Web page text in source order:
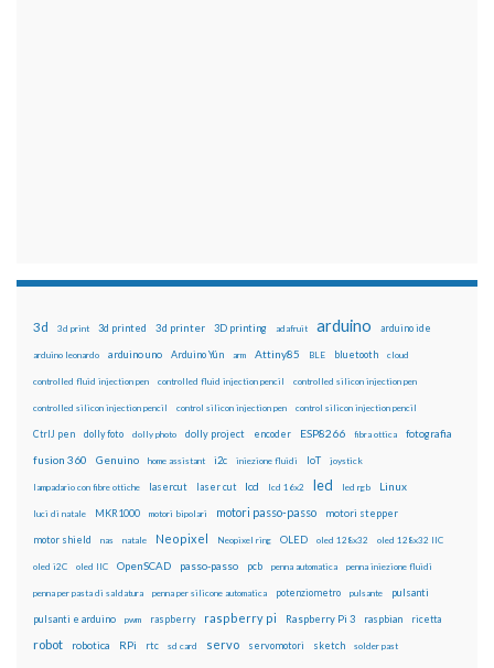
3d 3d print 3d printed 3d printer 3D printing adafruit arduino arduino ide
arduino leonardo arduino uno Arduino Yún arm Attiny85 BLE bluetooth cloud
controlled fluid injection pen controlled fluid injection pencil controlled silicon injection pen
controlled silicon injection pencil control silicon injection pen control silicon injection pencil
CtrlJ pen dolly foto dolly photo dolly project encoder ESP8266 fibra ottica fotografia
fusion 360 Genuino home assistant i2c iniezione fluidi IoT joystick
lampadario con fibre ottiche lasercut laser cut lcd lcd 16x2 led led rgb Linux
luci di natale MKR1000 motori bipolari motori passo-passo motori stepper
motor shield nas natale Neopixel Neopixel ring OLED oled 128x32 oled 128x32 IIC
oled i2C oled IIC OpenSCAD passo-passo pcb penna automatica penna iniezione fluidi
penna per pasta di saldatura penna per silicone automatica potenziometro pulsante pulsanti
pulsanti e arduino pwm raspberry raspberry pi Raspberry Pi 3 raspbian ricetta
robot robotica RPi rtc sd card servo servomotori sketch solder past